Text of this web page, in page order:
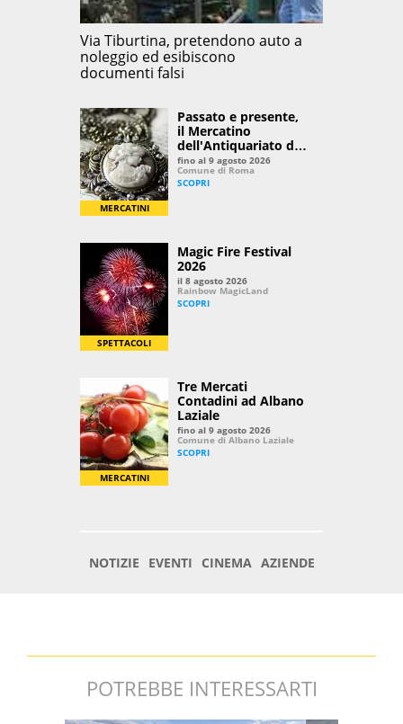
POTREBBE INTERESSARTI